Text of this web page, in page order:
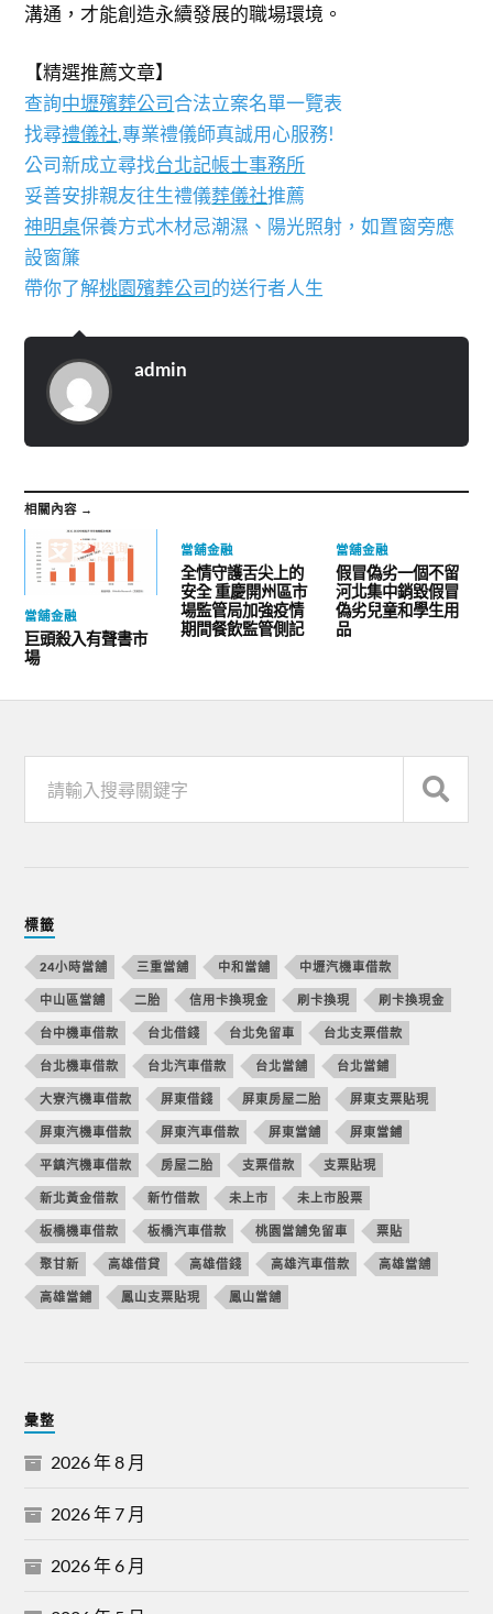
溝通，才能創造永續發展的職場環境。
【精選推薦文章】
查詢中壢殯葬公司合法立案名單一覽表
找尋禮儀社,專業禮儀師真誠用心服務!
公司新成立尋找台北記帳士事務所
妥善安排親友往生禮儀葬儀社推薦
神明桌保養方式木材忌潮濕、陽光照射，如置窗旁應
設窗簾
帶你了解桃園殯葬公司的送行者人生
admin
相關內容 →
當舖金融
巨頭殺入有聲書市
場
當舖金融
全情守護舌尖上的
安全 重慶開州區市
場監管局加強疫情
期間餐飲監管側記
當舖金融
假冒偽劣一個不留
河北集中銷毀假冒
偽劣兒童和學生用
品
標籤
24小時當舖 三重當舖 中和當舖 中壢汽機車借款
中山區當舖 二胎 信用卡換現金 刷卡換現 刷卡換現金
台中機車借款 台北借錢 台北免留車 台北支票借款
台北機車借款 台北汽車借款 台北當舖 台北當鋪
大寮汽機車借款 屏東借錢 屏東房屋二胎 屏東支票貼現
屏東汽機車借款 屏東汽車借款 屏東當舖 屏東當鋪
平鎮汽機車借款 房屋二胎 支票借款 支票貼現
新北黃金借款 新竹借款 未上市 未上市股票
板橋機車借款 板橋汽車借款 桃園當舖免留車 票貼
聚甘新 高雄借貸 高雄借錢 高雄汽車借款 高雄當舖
高雄當鋪 鳳山支票貼現 鳳山當舖
彙整
2026 年 8 月
2026 年 7 月
2026 年 6 月